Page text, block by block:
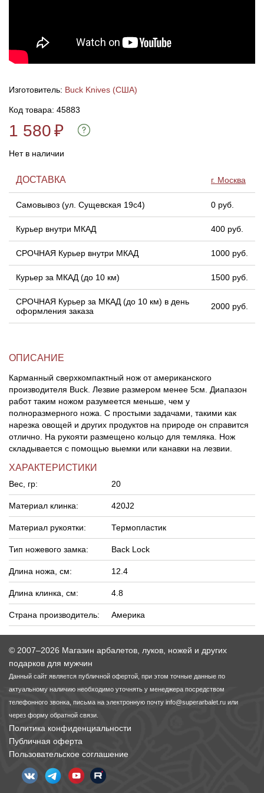
Изготовитель: Buck Knives (США)
Код товара: 45883
1 580₽
Нет в наличии
ДОСТАВКА г. Москва
Самовывоз (ул. Сущевская 19с4) 0 руб.
Курьер внутри МКАД 400 руб.
СРОЧНАЯ Курьер внутри МКАД 1000 руб.
Курьер за МКАД (до 10 км) 1500 руб.
СРОЧНАЯ Курьер за МКАД (до 10 км) в день
оформления заказа
2000 руб.
ОПИСАНИЕ
Карманный сверхкомпактный нож от американского
производителя Buck. Лезвие размером менее 5см. Диапазон
работ таким ножом разумеется меньше, чем у
полноразмерного ножа. С простыми задачами, такими как
нарезка овощей и других продуктов на природе он справится
отлично. На рукояти размещено кольцо для темляка. Нож
складывается с помощью выемки или канавки на лезвии.
ХАРАКТЕРИСТИКИ
Вес, гр: 20
Материал клинка: 420J2
Материал рукоятки: Термопластик
Тип ножевого замка: Back Lock
Длина ножа, см: 12.4
Длина клинка, см: 4.8
Страна производитель: Америка
© 2007–2026 Магазин арбалетов, луков, ножей и других
подарков для мужчин
Данный сайт является публичной офертой, при этом точные данные по
актуальному наличию необходимо уточнять у менеджера посредством
телефонного звонка, письма на электронную почту info@superarbalet.ru или
через форму обратной связи.
Политика конфиденциальности
Публичная оферта
Пользовательское соглашение
Полочки для лука
Кликеры для лука
Ножи складные